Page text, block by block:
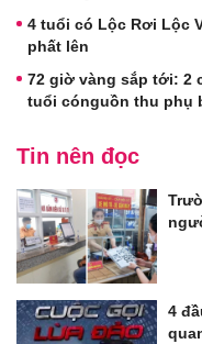
4 tuổi có Lộc Rơi Lộc
phất lên
72 giờ vàng sắp tới: 2
tuổi cónguồn thu phụ
Tin nên đọc
4